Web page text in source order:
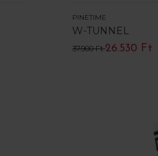
PINETIME
W-TUNNEL
37.900 Ft26.530 Ft